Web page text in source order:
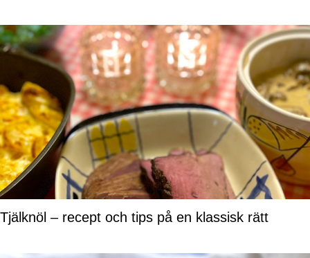
Tjälknöl – recept och tips på en klassisk rätt